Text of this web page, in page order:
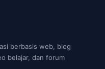
berbasis web, blog
belajar, dan forum